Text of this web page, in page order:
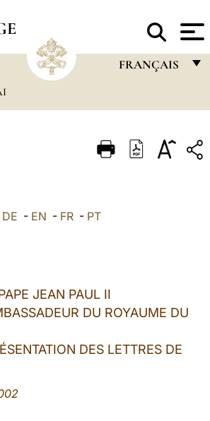
FRANÇAIS
ITALIANO
中文
DE - EN - FR - PT
JEAN PAUL II
DU ROYAUME DU
DES LETTRES DE